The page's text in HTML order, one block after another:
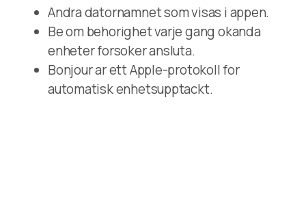
Andra datornamnet som visas i appen.
Be om behorighet varje gang okanda
enheter forsoker ansluta.
Bonjour ar ett Apple-protokoll for
automatisk enhetsupptackt.